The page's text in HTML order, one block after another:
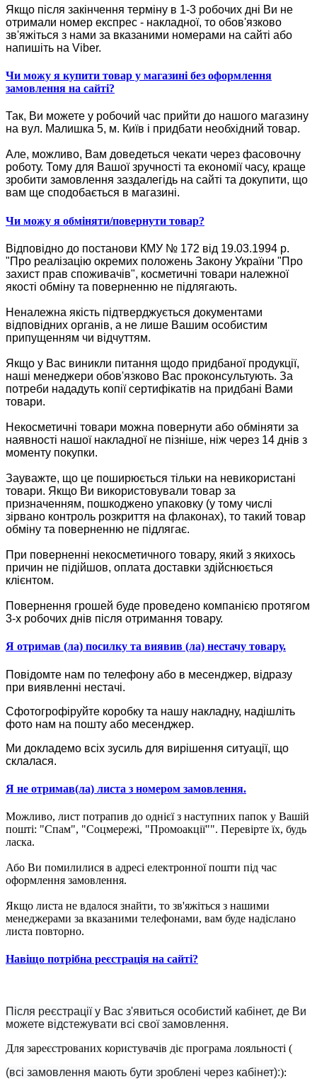
Якщо після закінчення терміну в 1-3 робочих дні Ви не
отримали номер експрес - накладної, то обов'язково
зв'яжіться з нами за вказаними номерами на сайті або
напишіть на Viber.
Чи можу я купити товар у магазині без оформлення
замовлення на сайті?
Так, Ви можете у робочий час прийти до нашого магазину
на вул. Малишка 5, м. Київ і придбати необхідний товар.
Але, можливо, Вам доведеться чекати через фасовочну
роботу. Тому для Вашої зручності та економії часу, краще
зробити замовлення заздалегідь на сайті та докупити, що
вам ще сподобається в магазині.
Чи можу я обміняти/повернути товар?
Відповідно до постанови КМУ № 172 від 19.03.1994 р.
"Про реалізацію окремих положень Закону України "Про
захист прав споживачів", косметичні товари належної
якості обміну та поверненню не підлягають.
Неналежна якість підтверджується документами
відповідних органів, а не лише Вашим особистим
припущенням чи відчуттям.
Якщо у Вас виникли питання щодо придбаної продукції,
наші менеджери обов'язково Вас проконсультують. За
потреби нададуть копії сертифікатів на придбані Вами
товари.
Некосметичні товари можна повернути або обміняти за
наявності нашої накладної не пізніше, ніж через 14 днів з
моменту покупки.
Зауважте, що це поширюється тільки на невикористані
товари. Якщо Ви використовували товар за
призначенням, пошкоджено упаковку (у тому числі
зірвано контроль розкриття на флаконах), то такий товар
обміну та поверненню не підлягає.
При поверненні некосметичного товару, який з якихось
причин не підійшов, оплата доставки здійснюється
клієнтом.
Повернення грошей буде проведено компанією протягом
3-х робочих днів після отримання товару.
Я отримав (ла) посилку та виявив (ла) нестачу товару.
Повідомте нам по телефону або в месенджер, відразу
при виявленні нестачі.
Сфотогрофіруйте коробку та нашу накладну, надішліть
фото нам на пошту або месенджер.
Ми докладемо всіх зусиль для вирішення ситуації, що
склалася.
Я не отримав(ла) листа з номером замовлення.
Можливо, лист потрапив до однієї з наступних папок у Вашій
пошті: "Спам", "Соцмережі, "Промоакції"". Перевірте їх, будь
ласка.
Або Ви помилилися в адресі електронної пошти під час
оформлення замовлення.
Якщо листа не вдалося знайти, то зв'яжіться з нашими
менеджерами за вказаними телефонами, вам буде надіслано
листа повторно.
Навіщо потрібна реєстрація на сайті?
Після реєстрації у Вас з'явиться особистий кабінет, де Ви
можете відстежувати всі свої замовлення.
Для зареєстрованих користувачів діє програма лояльності (
(всі замовлення мають бути зроблені через кабінет):):